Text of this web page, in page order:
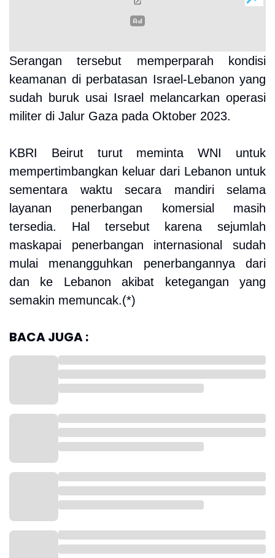
Serangan tersebut memperparah kondisi
keamanan di perbatasan Israel-Lebanon yang
sudah buruk usai Israel melancarkan operasi
militer di Jalur Gaza pada Oktober 2023.
KBRI Beirut turut meminta WNI untuk
mempertimbangkan keluar dari Lebanon untuk
sementara waktu secara mandiri selama
layanan penerbangan komersial masih
tersedia. Hal tersebut karena sejumlah
maskapai penerbangan internasional sudah
mulai menangguhkan penerbangannya dari
dan ke Lebanon akibat ketegangan yang
semakin memuncak.(*)
BACA JUGA :